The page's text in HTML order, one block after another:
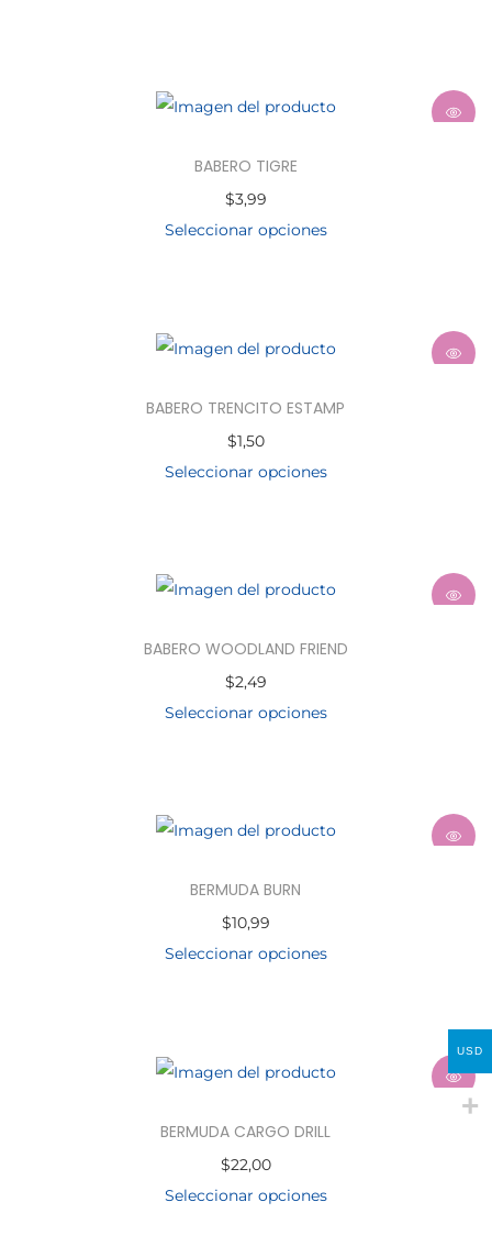
BABERO TIGRE
$3,99
Seleccionar opciones
BABERO TRENCITO ESTAMP
$1,50
Seleccionar opciones
BABERO WOODLAND FRIEND
$2,49
Seleccionar opciones
BERMUDA BURN
$10,99
Seleccionar opciones
BERMUDA CARGO DRILL
$22,00
Seleccionar opciones
USD